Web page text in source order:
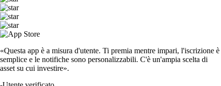
«Questa app è a misura d'utente. Ti premia mentre impari, l'iscrizione è
semplice e le notifiche sono personalizzabili. C'è un'ampia scelta di
asset su cui investire».